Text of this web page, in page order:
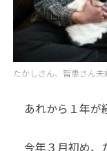
たかしさん、智恵さん
あれから１年が
今年３月初め、